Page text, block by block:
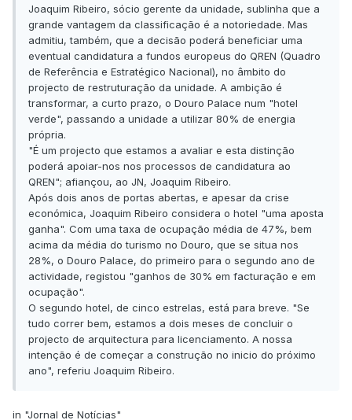
Joaquim Ribeiro, sócio gerente da unidade, sublinha que a
grande vantagem da classificação é a notoriedade. Mas
admitiu, também, que a decisão poderá beneficiar uma
eventual candidatura a fundos europeus do QREN (Quadro
de Referência e Estratégico Nacional), no âmbito do
projecto de restruturação da unidade. A ambição é
transformar, a curto prazo, o Douro Palace num "hotel
verde", passando a unidade a utilizar 80% de energia
própria.
"É um projecto que estamos a avaliar e esta distinção
poderá apoiar-nos nos processos de candidatura ao
QREN"; afiançou, ao JN, Joaquim Ribeiro.
Após dois anos de portas abertas, e apesar da crise
económica, Joaquim Ribeiro considera o hotel "uma aposta
ganha". Com uma taxa de ocupação média de 47%, bem
acima da média do turismo no Douro, que se situa nos
28%, o Douro Palace, do primeiro para o segundo ano de
actividade, registou "ganhos de 30% em facturação e em
ocupação".
O segundo hotel, de cinco estrelas, está para breve. "Se
tudo correr bem, estamos a dois meses de concluir o
projecto de arquitectura para licenciamento. A nossa
intenção é de começar a construção no inicio do próximo
ano", referiu Joaquim Ribeiro.
in "Jornal de Notícias"